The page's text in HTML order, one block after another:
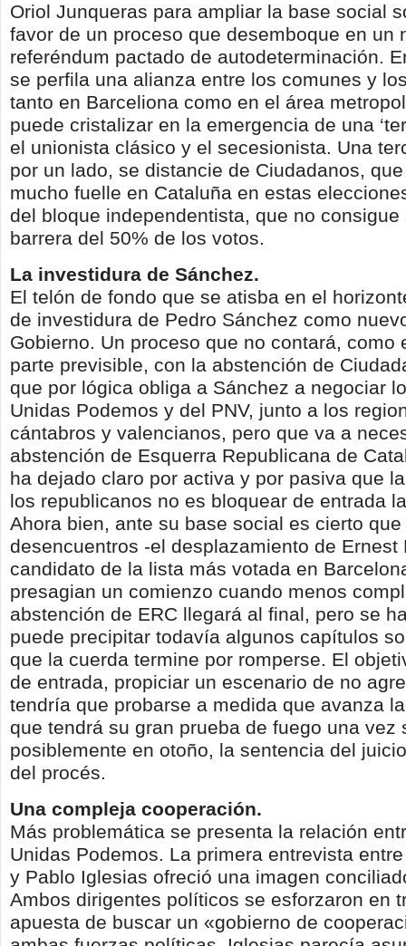
Oriol Junqueras para ampliar la base social
favor de un proceso que desemboque en un
referéndum pactado de autodeterminación.
se perfila una alianza entre los comunes y
tanto en Barceliona como en el área
puede cristalizar en la emergencia de una
el unionista clásico y el secesionista. Una
por un lado, se distancie de Ciudadanos,
mucho fuelle en Cataluña en estas
del bloque independentista, que no consigue
barrera del 50% de los votos.
La investidura de Sánchez.
El telón de fondo que se atisba en el
de investidura de Pedro Sánchez como
Gobierno. Un proceso que no contará, como
parte previsible, con la abstención de
que por lógica obliga a Sánchez a negociar
Unidas Podemos y del PNV, junto a los
cántabros y valencianos, pero que va a
abstención de Esquerra Republicana de
ha dejado claro por activa y por pasiva que
los republicanos no es bloquear de entrada
Ahora bien, ante su base social es cierto
desencuentros -el desplazamiento de Ernest
candidato de la lista más votada en
presagian un comienzo cuando menos
abstención de ERC llegará al final, pero se
puede precipitar todavía algunos capítulos
que la cuerda termine por romperse. El
de entrada, propiciar un escenario de no
tendría que probarse a medida que avanza
que tendrá su gran prueba de fuego una vez
posiblemente en otoño, la sentencia del
del procés.
Una compleja cooperación.
Más problemática se presenta la relación
Unidas Podemos. La primera entrevista
y Pablo Iglesias ofreció una imagen
Ambos dirigentes políticos se esforzaron en
apuesta de buscar un «gobierno de